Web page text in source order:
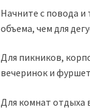
Начните с повода и
объема, чем для
Для пикников,
вечеринок и
Для комнат отдыха